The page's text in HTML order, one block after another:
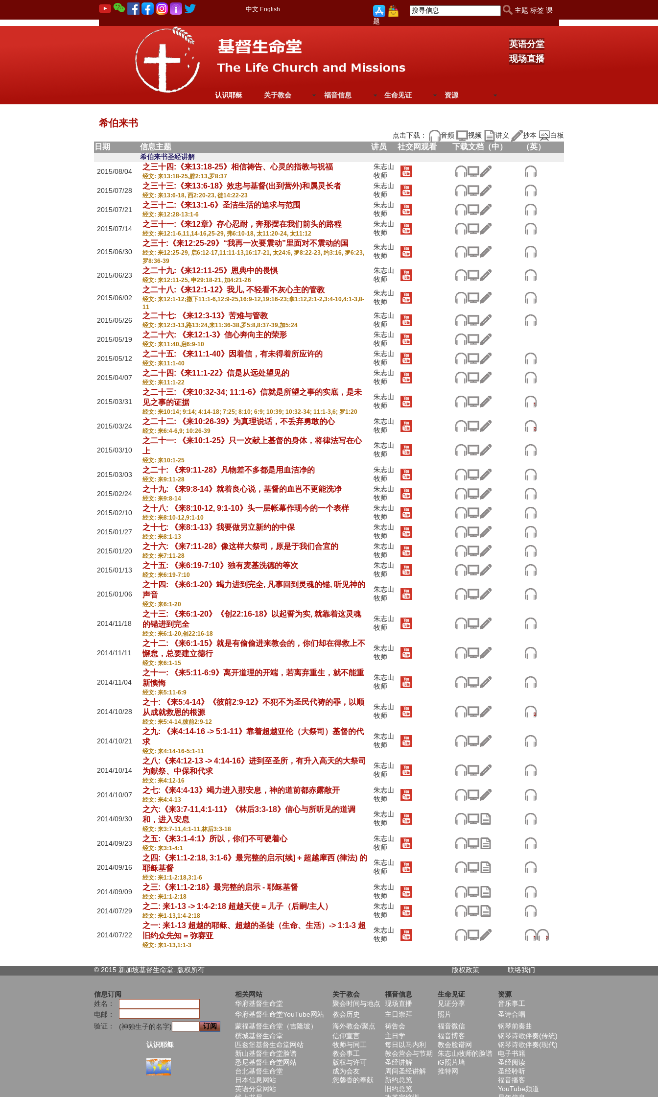
中文 English
主题 标签 课
题
英语分堂
现场直播
认识耶稣 关于教会 福音信息 生命见证 资源
希伯来书
点击下载： 音频 视频 讲义 抄本 白板
日期 信息主题 讲员 社交网观看 下载文档（中） （英）
希伯来书圣经讲解
2015/08/04
之三十四:《来13:18-25》相信祷告、心灵的指教与祝福
经文: 来13:18-25,腓2:13,罗8:37
朱志山
牧师
2015/07/28
之三十三:《来13:6-18》效忠与基督(出到营外)和属灵长者
经文: 来13:6-18, 西2:20-23, 徒14:22-23
朱志山
牧师
2015/07/21
之三十二:《来13:1-6》圣洁生活的追求与范围
经文: 来12:28-13:1-6
朱志山
牧师
2015/07/14
之三十一:《来12章》存心忍耐，奔那摆在我们前头的路程
经文: 来12:1-6,11,14-16,25-29, 弗6:10-18, 太11:20-24, 太11:12
朱志山
牧师
2015/06/30
之三十:《来12:25-29》“我再一次要震动”里面对不震动的国
经文: 来12:25-29, 启6:12-17,11:11-13,16:17-21, 太24:6, 罗8:22-23, 约3:16, 罗6:23,
罗8:36-39
朱志山
牧师
2015/06/23
之二十九:《来12:11-25》恩典中的畏惧
经文: 来12:11-25, 申29:18-21, 加4:21-26
朱志山
牧师
2015/06/02
之二十八:《来12:1-12》我儿, 不轻看不灰心主的管教
经文: 来12:1-12;撒下11:1-6,12:9-25,16:9-12,19:16-23;拿1:12,2:1-2,3:4-10,4:1-3,8-
11
朱志山
牧师
2015/05/26
之二十七: 《来12:3-13》苦难与管教
经文: 来12:3-13,路13:24,来11:36-38,罗5:8,8:37-39,加5:24
朱志山
牧师
2015/05/19
之二十六: 《来12:1-3》信心奔向主的荣形
经文: 来11:40,启6:9-10
朱志山
牧师
2015/05/12
之二十五: 《来11:1-40》因着信，有未得着所应许的
经文: 来11:1-40
朱志山
牧师
2015/04/07
之二十四:《来11:1-22》信是从远处望见的
经文: 来11:1-22
朱志山
牧师
2015/03/31
之二十三: 《来10:32-34; 11:1-6》信就是所望之事的实底，是未
见之事的证据
经文: 来10:14; 9:14; 4:14-18; 7:25; 8:10; 6:9; 10:39; 10:32-34; 11:1-3,6; 罗1:20
朱志山
牧师
2015/03/24
之二十二: 《来10:26-39》为真理说话，不丢弃勇敢的心
经文: 来6:4-6,9; 10:26-39
朱志山
牧师
2015/03/10
之二十一: 《来10:1-25》只一次献上基督的身体，将律法写在心
上
经文: 来10:1-25
朱志山
牧师
2015/03/03
之二十: 《来9:11-28》凡物差不多都是用血洁净的
经文: 来9:11-28
朱志山
牧师
2015/02/24
之十九: 《来9:8-14》就着良心说，基督的血岂不更能洗净
经文: 来9:8-14
朱志山
牧师
2015/02/10
之十八: 《来8:10-12, 9:1-10》头一层帐幕作现今的一个表样
经文: 来8:10-12,9:1-10
朱志山
牧师
2015/01/27
之十七: 《来8:1-13》我要做另立新约的中保
经文: 来8:1-13
朱志山
牧师
2015/01/20
之十六: 《来7:11-28》像这样大祭司，原是于我们合宜的
经文: 来7:11-28
朱志山
牧师
2015/01/13
之十五: 《来6:19-7:10》独有麦基洗德的等次
经文: 来6:19-7:10
朱志山
牧师
2015/01/06
之十四: 《来6:1-20》竭力进到完全, 凡事回到灵魂的锚, 听见神的
声音
经文: 来6:1-20
朱志山
牧师
2014/11/18
之十三: 《来6:1-20》《创22:16-18》以起誓为实, 就靠着这灵魂
的锚进到完全
经文: 来6:1-20,创22:16-18
朱志山
牧师
2014/11/11
之十二: 《来6:1-15》就是有偷偷进来教会的，你们却在得救上不
懈怠，总要建立德行
经文: 来6:1-15
朱志山
牧师
2014/11/04
之十一: 《来5:11-6:9》离开道理的开端，若离弃重生，就不能重
新懊悔
经文: 来5:11-6:9
朱志山
牧师
2014/10/28
之十: 《来5:4-14》《彼前2:9-12》不犯不为圣民代祷的罪，以顺
从成就救恩的根源
经文: 来5:4-14,彼前2:9-12
朱志山
牧师
2014/10/21
之九: 《来4:14-16 -> 5:1-11》靠着超越亚伦（大祭司）基督的代
求
经文: 来4:14-16-5:1-11
朱志山
牧师
2014/10/14
之八:《来4:12-13 -> 4:14-16》进到至圣所，有升入高天的大祭司
为献祭、中保和代求
经文: 来4:12-16
朱志山
牧师
2014/10/07
之七:《来4:4-13》竭力进入那安息，神的道前都赤露敞开
经文: 来4:4-13
朱志山
牧师
2014/09/30
之六:《来3:7-11,4:1-11》《林后3:3-18》信心与所听见的道调
和，进入安息
经文: 来3:7-11,4:1-11,林后3:3-18
朱志山
牧师
2014/09/23
之五:《来3:1-4:1》所以，你们不可硬着心
经文: 来3:1-4:1
朱志山
牧师
2014/09/16
之四:《来1:1-2:18, 3:1-6》最完整的启示[续] + 超越摩西 (律法) 的
耶稣基督
经文: 来1:1-2:18,3:1-6
朱志山
牧师
2014/09/09
之三:《来1:1-2:18》最完整的启示 - 耶稣基督
经文: 来1:1-2:18
朱志山
牧师
2014/07/29
之二: 来1-13 -> 1:4-2:18 超越天使 = 儿子（后嗣/主人）
经文: 来1-13,1:4-2:18
朱志山
牧师
2014/07/22
之一: 来1-13 超越的耶稣、超越的圣徒（生命、生活）-> 1:1-3 超
旧约众先知 = 弥赛亚
经文: 来1-13,1:1-3
朱志山
牧师
© 2015 新加坡基督生命堂. 版权所有 版权政策 联络我们
信息订阅 相关网站 关于教会 福音信息 生命见证
资源
姓名：
华府基督生命堂 聚会时间与地点 现场直播 见证分享
音乐事工
电邮：
华府基督生命堂YouTube网站 教会历史 主日崇拜 照片
圣诗合唱
验证：
(神独生子的名字) 蒙福基督生命堂（吉隆坡） 海外教会/聚点 祷告会 福音微信
钢琴前奏曲
槟城基督生命堂
信仰宣言 主日学 福音博客
钢琴诗歌伴奏(传统)
认识耶稣
匹兹堡基督生命堂网站 牧师与同工 每日以马内利 教会脸谱网
钢琴诗歌伴奏(现代)
新山基督生命堂脸谱
教会事工 教会营会与节期 朱志山牧师的脸谱
电子书籍
悉尼基督生命堂网站
版权与许可 圣经讲解 iG照片墙
圣经阅读
台北基督生命堂
成为会友 周间圣经讲解 推特网
圣经聆听
日本信息网站
您馨香的奉献 新约总览
福音播客
英语分堂网站
旧约总览
YouTube频道